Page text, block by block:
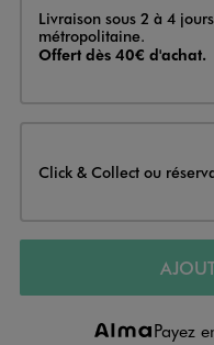
Livraison
Livraison sous 2 à 4
métropolitaine.
Offert dès 40€ d'achat.
Click & Collect ou
Payez